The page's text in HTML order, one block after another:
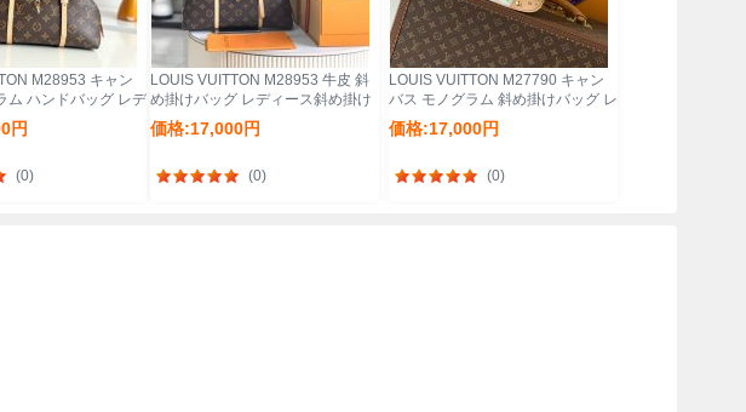
M28953 キャン
ム ハンドバッグ レデ
29x14cm サイ
円
(0)
LOUIS VUITTON M28953 牛皮 斜
め掛けバッグ レディース斜め掛け
29x14cm サイズ:29x14cm
価格:17,000円
(0)
LOUIS VUITTON M27790 キャン
バス モノグラム 斜め掛けバッグ レ
ディース斜め掛けハンドチェーン
29x16x9.5cm サイズ:29x16x9.5cm
価格:17,000円
(0)